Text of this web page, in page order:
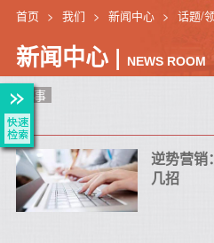
首页 我们 新闻中心 话题/
新闻中心 | NEWS ROOM
军事
逆势营销
几招